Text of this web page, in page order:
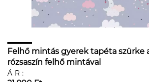
Felhő mintás gyerek tapéta szürke
rózsaszín felhő mintával
ÁR: